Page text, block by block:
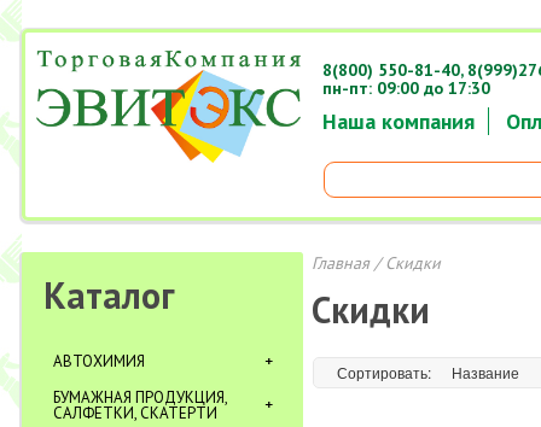
Наша компания
8(800) 550-81-40,
пн-пт: 09:00 до 17:30
Каталог
АВТОХИМИЯ
БУМАЖНАЯ ПРОДУКЦИЯ,
САЛФЕТКИ, СКАТЕРТИ
Главная/ Скидки
Скидки
Сортировать: Название